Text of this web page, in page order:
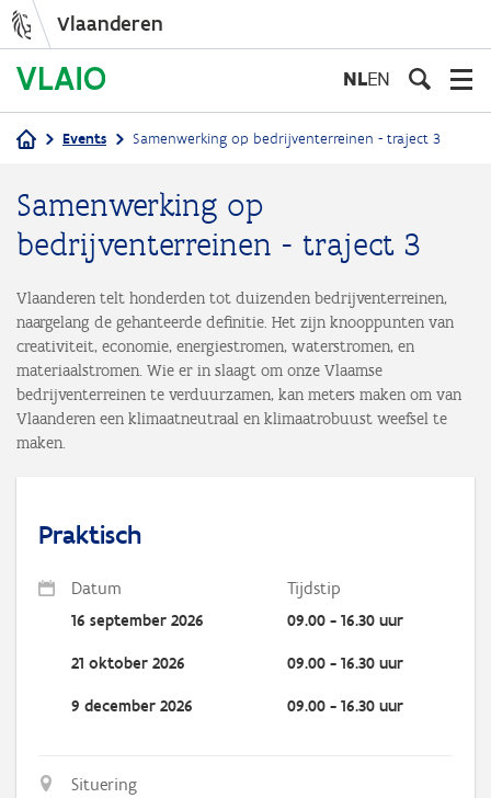
inhoud
Vlaanderen
NLEN
Events Samenwerking op bedrijventerreinen - traject 3
Samenwerking op
bedrijventerreinen - traject 3
Vlaanderen telt honderden tot duizenden bedrijventerreinen,
naargelang de gehanteerde definitie. Het zijn knooppunten van
creativiteit, economie, energiestromen, waterstromen, en
materiaalstromen. Wie er in slaagt om onze Vlaamse
bedrijventerreinen te verduurzamen, kan meters maken om van
Vlaanderen een klimaatneutraal en klimaatrobuust weefsel te
maken.
Praktisch
Datum Tijdstip
16 september 2026 09.00 - 16.30 uur
21 oktober 2026 09.00 - 16.30 uur
9 december 2026 09.00 - 16.30 uur
Situering